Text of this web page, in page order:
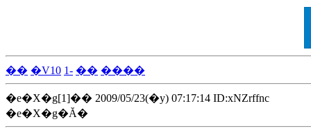
�� �V10 1- �� ����
�e�X�g[1]�� 2009/05/23(�y) 07:17:14 ID:xNZrffnc
�e�X�g�Ă�